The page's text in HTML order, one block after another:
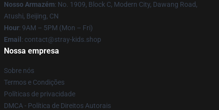
Nosso Armazém: No. 1909, Block C, Modern City, Dawang Road,
Atushi, Beijing, CN
Hour: 9AM – 5PM (Mon – Fri)
Email : contact@stray-kids.shop
Nossa empresa
Sobre nós
Termos e Condições
Políticas de privacidade
DMCA - Política de Direitos Autorais